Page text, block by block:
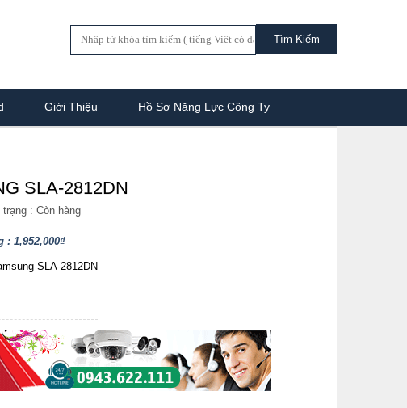
Giới Thiệu Hồ Sơ Năng Lực Công Ty
SLA-2812DN
trạng : Còn hàng
: 1,952,000₫
SLA-2812DN